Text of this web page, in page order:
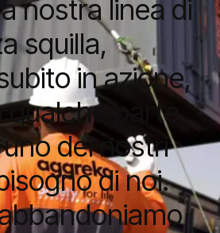
nostra linea di
squilla,
in azione,
parte
uno dei nostri
di noi.